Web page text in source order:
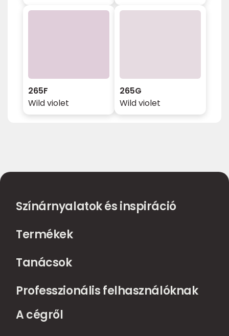
265F
Wild violet
265G
Wild violet
Színárnyalatok és inspiráció
Termékek
Tanácsok
Professzionális felhasználóknak
A cégről